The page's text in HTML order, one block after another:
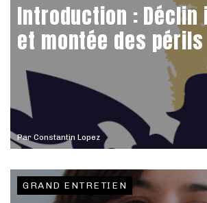
Par Constantin Lopez
Introduction : Déclin
et montée des périls
GRAND ENTRETIEN